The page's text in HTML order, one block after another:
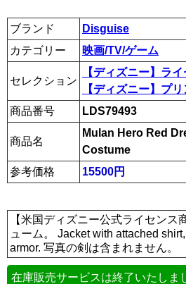
ブランド
Disguise
カテゴリー
映画/TV/ゲーム
セレクション
【ディズニー】ラ
【ディズニー】プ
商品番号
LDS79493
商品名
Mulan Hero Red
Costume
参考価格
15500円
【米国ディズニー公式ライセンス
ューム。 Jacket with attached
armor. 写真の剣は含まれません。
在庫販売サービスは終了いたしま